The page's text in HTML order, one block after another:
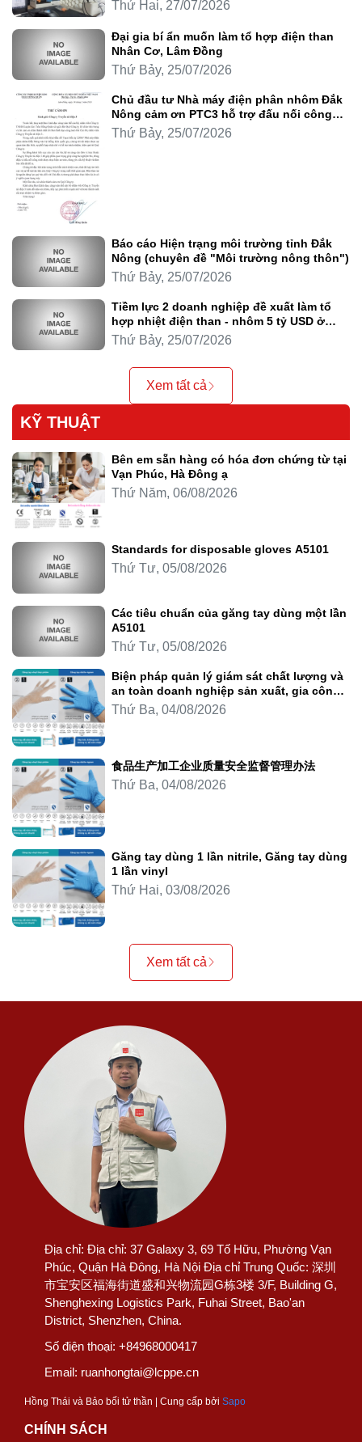
Thứ Hai, 27/07/2026
Đại gia bí ẩn muốn làm tổ hợp điện than
Nhân Cơ, Lâm Đồng
Thứ Bảy, 25/07/2026
Chủ đầu tư Nhà máy điện phân nhôm Đắk
Nông cảm ơn PTC3 hỗ trợ đấu nối công
trình
Thứ Bảy, 25/07/2026
Báo cáo Hiện trạng môi trường tỉnh Đắk
Nông (chuyên đề "Môi trường nông thôn")
Thứ Bảy, 25/07/2026
Tiềm lực 2 doanh nghiệp đề xuất làm tổ
hợp nhiệt điện than - nhôm 5 tỷ USD ở
Lâm Đồng
Thứ Bảy, 25/07/2026
Xem tất cả
KỸ THUẬT
Bên em sẵn hàng có hóa đơn chứng từ tại
Vạn Phúc, Hà Đông ạ
Thứ Năm, 06/08/2026
Standards for disposable gloves A5101
Thứ Tư, 05/08/2026
Các tiêu chuẩn của găng tay dùng một lần
A5101
Thứ Tư, 05/08/2026
Biện pháp quản lý giám sát chất lượng và
an toàn doanh nghiệp sản xuất, gia công
thực phẩm
Thứ Ba, 04/08/2026
食品生产加工企业质量安全监督管理办法
Thứ Ba, 04/08/2026
Găng tay dùng 1 lần nitrile, Găng tay dùng
1 lần vinyl
Thứ Hai, 03/08/2026
Xem tất cả
Địa chỉ: Địa chỉ: 37 Galaxy 3, 69 Tố Hữu, Phường Vạn
Phúc, Quận Hà Đông, Hà Nội Địa chỉ Trung Quốc: 深圳
市宝安区福海街道盛和兴物流园G栋3楼 3/F, Building G,
Shenghexing Logistics Park, Fuhai Street, Bao'an
District, Shenzhen, China.
Số điện thoại: +84968000417
Email: ruanhongtai@lcppe.cn
Hồng Thái và Bảo bối tử thần | Cung cấp bởi Sapo
CHÍNH SÁCH